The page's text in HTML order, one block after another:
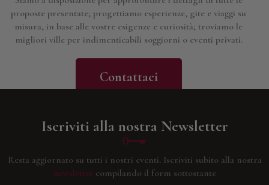
proposte presentate; progettiamo esperienze, gite e viaggi su
misura, in base alle vostre esigenze e curiosità; troviamo le
migliori ville per indimenticabili soggiorni o eventi privati.
Contattaci
Iscriviti alla nostra Newsletter
Resta aggiornato su tutti i nostri eventi. Iscriviti subito alla nostra
newsletter compilando il form sottostante